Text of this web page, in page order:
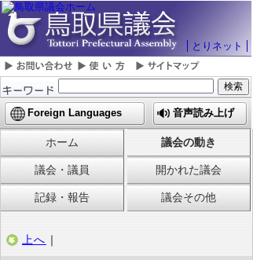
とりネット
Foreign Languages 音声読み上げ
ホーム 議会の動き
議会・議員 開かれた議会
記録・報告 議会その他
上へ ｜